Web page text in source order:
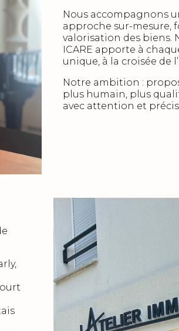
Nous accompagnons
approche sur-mesure,
valorisation des biens.
ICARE apporte à
unique, à la croisée de
Notre ambition :
plus humain, plus
avec attention et